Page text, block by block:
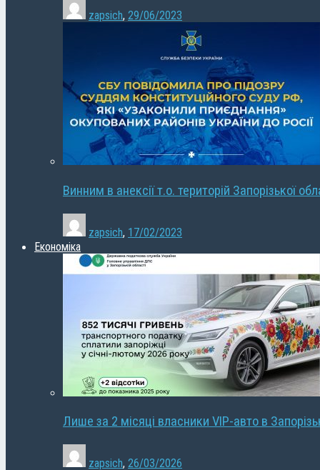
zapsich, 29/06/2023
Винним в анексії т.о. територій Запорізької
zapsich, 17/02/2023
Економіка
Лише за 2 місяці власники VIP-авто в
zapsich, 26/03/2026